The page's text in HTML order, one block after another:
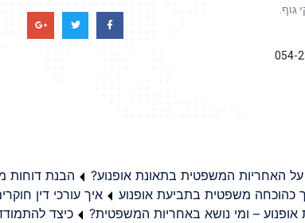
גוף.
054-
האחריות המשפטית בתאונת אופנוע?
הבנת דוחות
כהוכחה משפטית בתביעת אופנוע
איך עורכי דין
אופנוע – ומי נושא באחריות המשפטית?
כיצד